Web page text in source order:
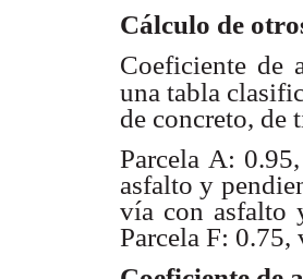
Cálculo de
Coeficiente de
una tabla
de concreto, de
Parcela A:
asfalto y
vía con asfalto
Parcela F: 0.75,